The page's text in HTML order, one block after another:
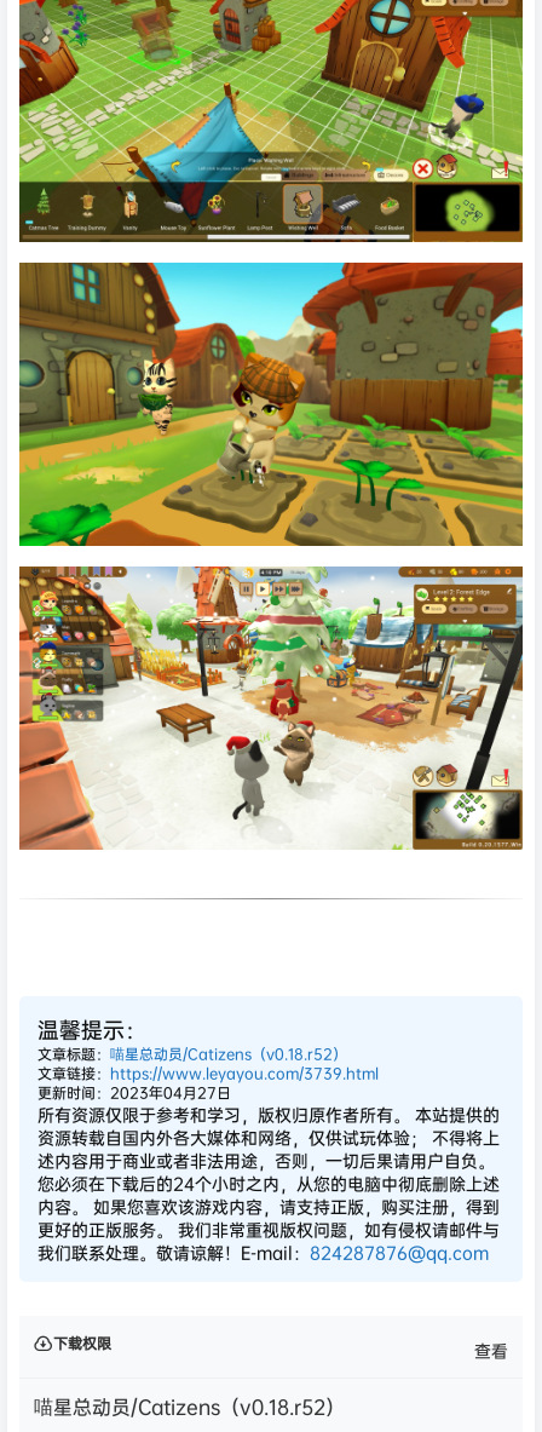
温馨提示：
文章标题： 喵星总动员/Catizens（v0.18.r52）
文章链接： https://www.leyayou.com/3739.html
更新时间：2023年04月27日
所有资源仅限于参考和学习，版权归原作者所有。 本站提供的
资源转载自国内外各大媒体和网络，仅供试玩体验； 不得将上
述内容用于商业或者非法用途，否则，一切后果请用户自负。
您必须在下载后的24个小时之内，从您的电脑中彻底删除上述
内容。 如果您喜欢该游戏内容，请支持正版，购买注册，得到
更好的正版服务。 我们非常重视版权问题，如有侵权请邮件与
我们联系处理。敬请谅解！E-mail： 824287876@qq.com
下载权限 查看
喵星总动员/Catizens（v0.18.r52）